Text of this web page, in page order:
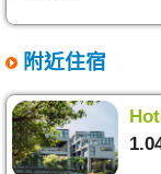
附近住宿